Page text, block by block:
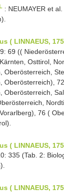
: NEUMAYER et
( LINNAEUS,
69 ((
Osttirol,
Oberösterreich,
Oberösterreich),
Oberösterreich,
76 (
( LINNAEUS,
335 (Tab. 2:
( LINNAEUS,